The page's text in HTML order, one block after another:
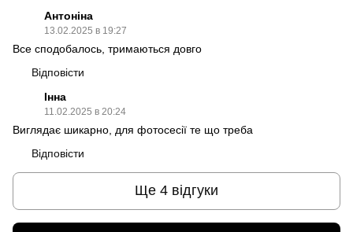
Антоніна
13.02.2025 в 19:27
Все сподобалось, тримаються довго
Відповісти
Інна
11.02.2025 в 20:24
Виглядає шикарно, для фотосесії те що треба
Відповісти
Ще 4 відгуки